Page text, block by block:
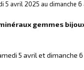
5 avril 2025 au dimanche
gemmes
5 avril et dimanche